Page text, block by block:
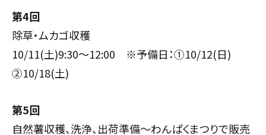
第4回
除草・ムカゴ収穫
10/11(土)9:30～12:00 ※予備日：①10/12(日)
②10/18(土)
第5回
自然薯収穫、洗浄、出荷準備～わんぱくまつりで販売